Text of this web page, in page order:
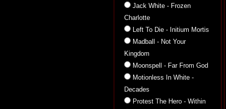
Jack White - Frozen
Charlotte
Left To Die - Initium Mortis
Madball - Not Your
Kingdom
Moonspell - Far From God
Motionless In White -
Decades
Protest The Hero - Within